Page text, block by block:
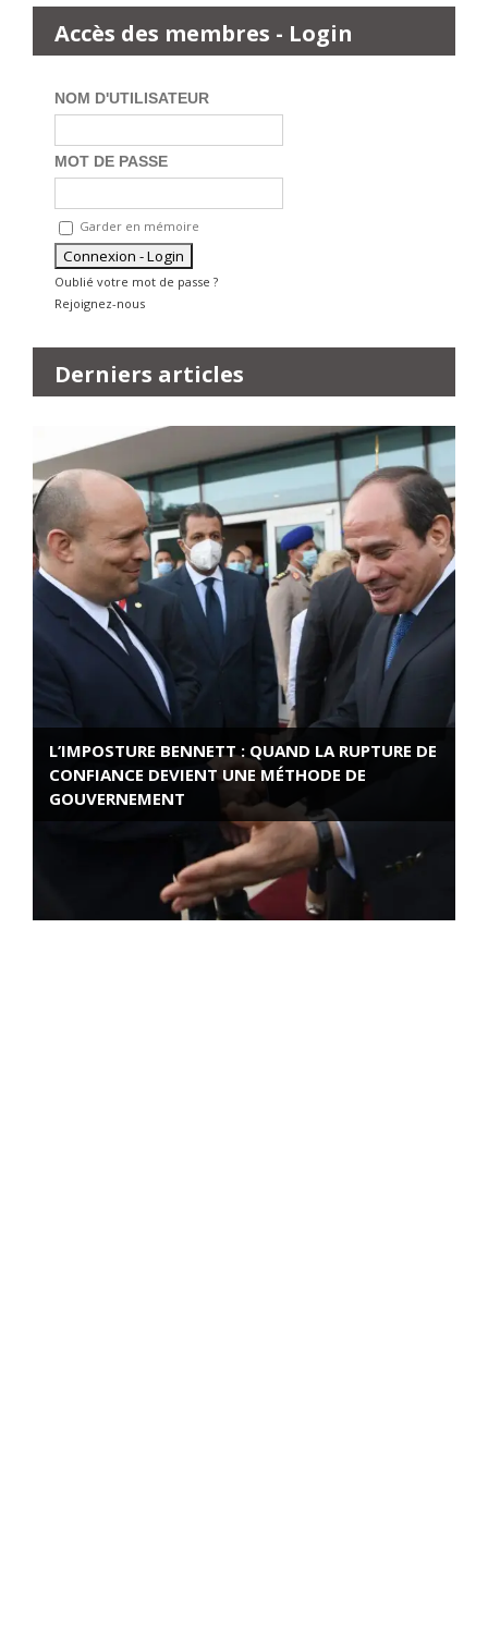
Accès des membres - Login
NOM D'UTILISATEUR
MOT DE PASSE
Garder en mémoire
Oublié votre mot de passe ?
Rejoignez-nous
Derniers articles
L’IMPOSTURE BENNETT : QUAND LA RUPTURE DE
CONFIANCE DEVIENT UNE MÉTHODE DE
GOUVERNEMENT
ROSE VALLAND, HEROÏNE DE LA RESISTANCE